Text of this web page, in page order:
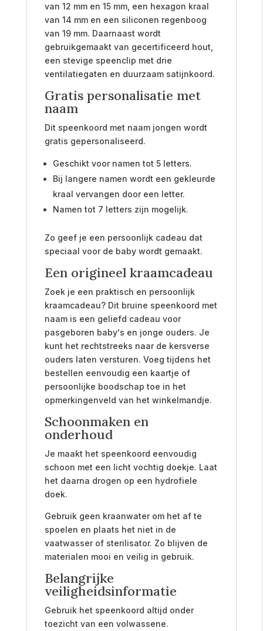
van 12 mm en 15 mm, een hexagon kraal
van 14 mm en een siliconen regenboog
van 19 mm. Daarnaast wordt
gebruikgemaakt van gecertificeerd hout,
een stevige speenclip met drie
ventilatiegaten en duurzaam satijnkoord.
Gratis personalisatie met
naam
Dit speenkoord met naam jongen wordt
gratis gepersonaliseerd.
Geschikt voor namen tot 5 letters.
Bij langere namen wordt een gekleurde
kraal vervangen door een letter.
Namen tot 7 letters zijn mogelijk.
Zo geef je een persoonlijk cadeau dat
speciaal voor de baby wordt gemaakt.
Een origineel kraamcadeau
Zoek je een praktisch en persoonlijk
kraamcadeau? Dit bruine speenkoord met
naam is een geliefd cadeau voor
pasgeboren baby's en jonge ouders. Je
kunt het rechtstreeks naar de kersverse
ouders laten versturen. Voeg tijdens het
bestellen eenvoudig een kaartje of
persoonlijke boodschap toe in het
opmerkingenveld van het winkelmandje.
Schoonmaken en
onderhoud
Je maakt het speenkoord eenvoudig
schoon met een licht vochtig doekje. Laat
het daarna drogen op een hydrofiele
doek.
Gebruik geen kraanwater om het af te
spoelen en plaats het niet in de
vaatwasser of sterilisator. Zo blijven de
materialen mooi en veilig in gebruik.
Belangrijke
veiligheidsinformatie
Gebruik het speenkoord altijd onder
toezicht van een volwassene.